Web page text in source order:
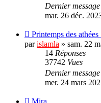
Dernier message
mar. 26 déc.
Printemps des
parislamla » sam. 22
14 Réponses
37742 Vues
Dernier message
mer. 24 mars
Mira